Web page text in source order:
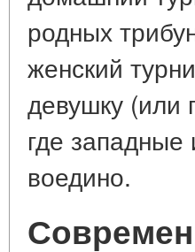
родных
женский
девушку (или
где
воедино.